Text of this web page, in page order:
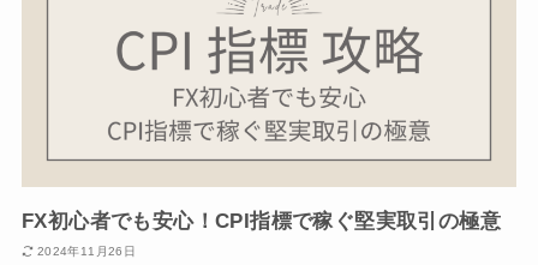
FX初心者でも安心！CPI指標で稼ぐ堅実取引の極意
2024年11月26日